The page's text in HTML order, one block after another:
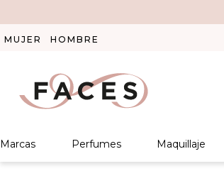
MUJER HOMBRE
Marcas Perfumes Maquillaje